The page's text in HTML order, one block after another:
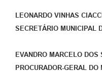
LEONARDO VINHAS
SECRETÁRIO MUNICIPAL
EVANDRO MARCELO DOS
PROCURADOR-GERAL DO